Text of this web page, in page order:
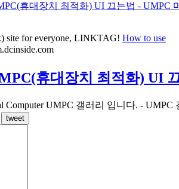
휴대장치 최적화) UI 끄는법 - UMPC
site for everyone, LINKTAG! How to use
휴대장치 최적화) UI
Computer UMPC 갤러리 입니다. -
tweet